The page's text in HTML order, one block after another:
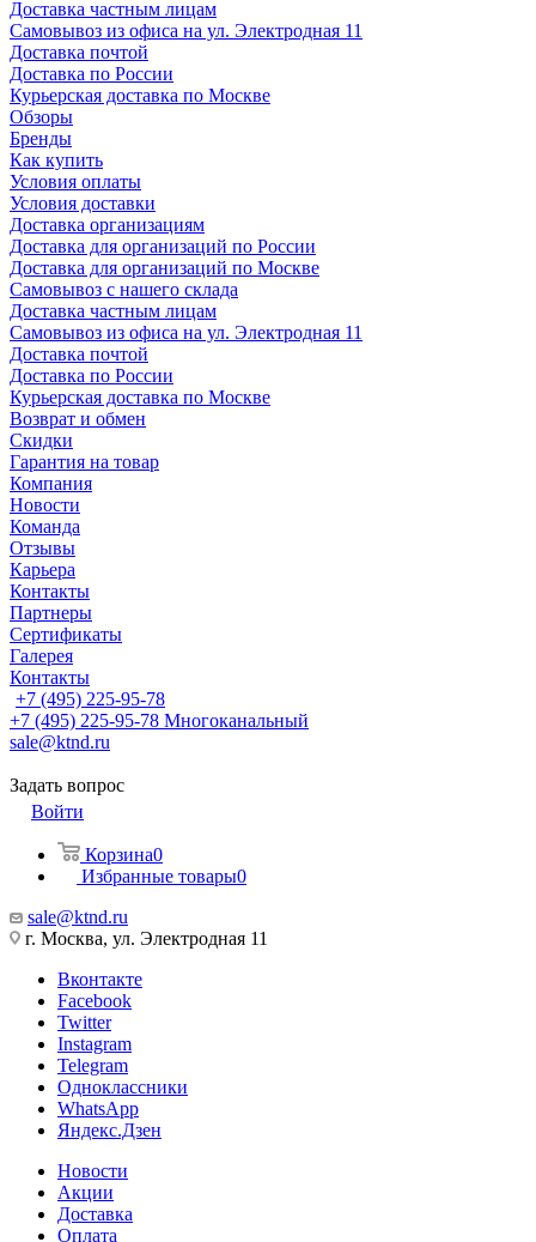
Доставка частным лицам
Самовывоз из офиса на ул. Электродная 11
Доставка почтой
Доставка по России
Курьерская доставка по Москве
Обзоры
Бренды
Как купить
Условия оплаты
Условия доставки
Доставка организациям
Доставка для организаций по России
Доставка для организаций по Москве
Самовывоз с нашего склада
Доставка частным лицам
Самовывоз из офиса на ул. Электродная 11
Доставка почтой
Доставка по России
Курьерская доставка по Москве
Возврат и обмен
Скидки
Гарантия на товар
Компания
Новости
Команда
Отзывы
Карьера
Контакты
Партнеры
Сертификаты
Галерея
Контакты
+7 (495) 225-95-78
+7 (495) 225-95-78 Многоканальный
sale@ktnd.ru
Задать вопрос
Войти
Корзина0
Избранные товары0
sale@ktnd.ru
г. Москва, ул. Электродная 11
Вконтакте
Facebook
Twitter
Instagram
Telegram
Одноклассники
WhatsApp
Яндекс.Дзен
Новости
Акции
Доставка
Оплата